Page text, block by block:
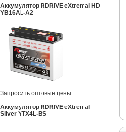
Аккумулятор RDRIVE eXtremal HD
YB16AL-A2
Запросить оптовые цены
Аккумулятор RDRIVE eXtremal
Silver YTX4L-BS